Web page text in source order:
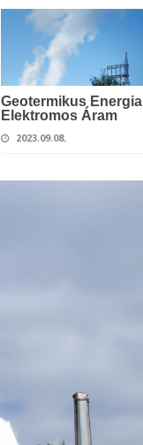
Geotermikus Energia
Elektromos Áram
2023.09.08.